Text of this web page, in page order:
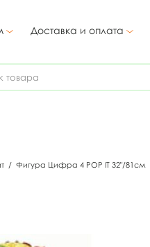
Доставка и оплата
/ Фигура Цифра 4 POP IT 32"/81см